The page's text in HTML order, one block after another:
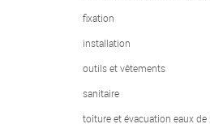
fixation
installation
outils et vêtements
sanitaire
toiture et évacuation eaux de